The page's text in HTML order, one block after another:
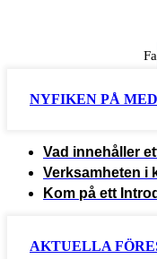
NYFIKEN PÅ
Vad innehåller
Verksamheten i
Kom på ett
AKTUELLA